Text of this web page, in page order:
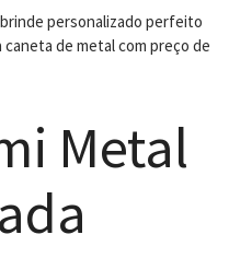
personalizado perfeito
de metal com preço de
Metal